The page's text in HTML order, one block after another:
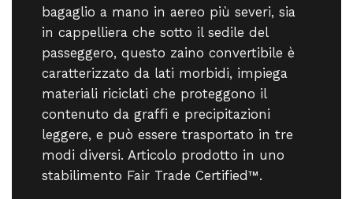
bagaglio a mano in aereo più severi, sia
in cappelliera che sotto il sedile del
passeggero, questo zaino convertibile è
caratterizzato da lati morbidi, impiega
materiali riciclati che proteggono il
contenuto da graffi e precipitazioni
leggere, e può essere trasportato in tre
modi diversi. Articolo prodotto in uno
stabilimento Fair Trade Certified™.